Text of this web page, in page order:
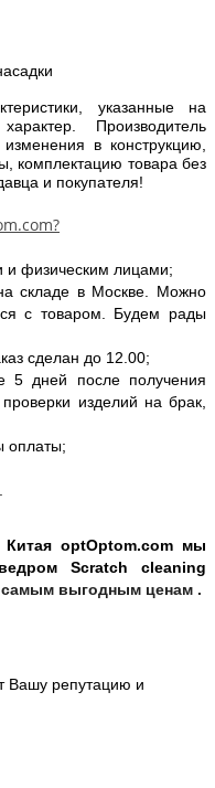
указанные на
Производитель
в конструкцию,
комплектацию товара без
и покупателя!
и физическим лицами;
складе в Москве. Можно
с товаром. Будем рады
сделан до 12.00;
5 дней после получения
изделий на брак,
оплаты;
Китая optOptom.com мы
Scratch cleaning
самым выгодным ценам .
Вашу репутацию и